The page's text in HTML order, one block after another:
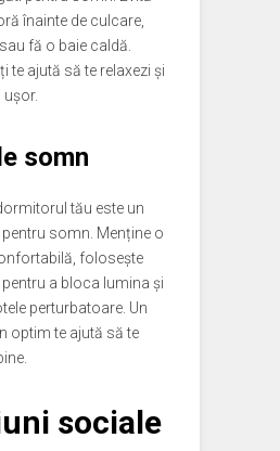
înainte de culcare,
fă o baie caldă.
te ajută să te relaxezi și
somn
tău este un
somn. Menține o
folosește
a bloca lumina și
perturbatoare. Un
optim te ajută să te
sociale